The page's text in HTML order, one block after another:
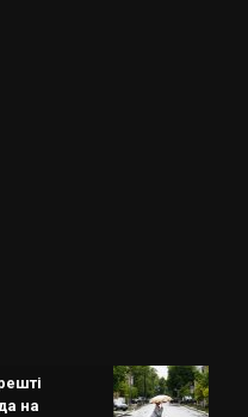
на